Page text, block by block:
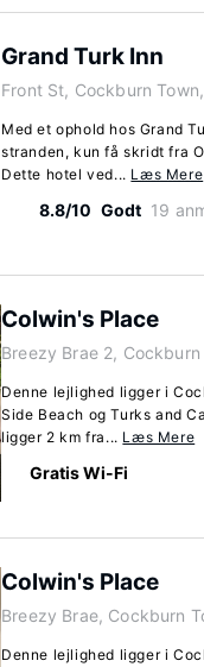
Grand Turk Inn
Front St, Cockburn
Med et ophold hos Grand
stranden, kun få skridt fra
Dette hotel ved... Læs Mere
8.8/10 Godt 19
Colwin's Place
Breezy Brae 2,
Denne lejlighed ligger i
Side Beach og Turks and
ligger 2 km fra... Læs Mere
Gratis Wi-Fi
Colwin's Place
Breezy Brae, Cockburn
Denne lejlighed ligger i